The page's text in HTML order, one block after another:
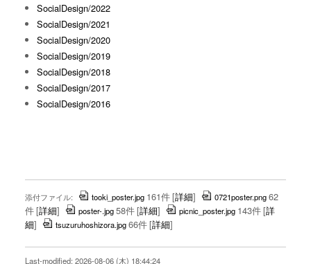
SocialDesign/2022
SocialDesign/2021
SocialDesign/2020
SocialDesign/2019
SocialDesign/2018
SocialDesign/2017
SocialDesign/2016
添付ファイル: tooki_poster.jpg 161件[詳細] 0721poster.png62
件[詳細] poster-.jpg58件[詳細] picnic_poster.jpg 143件[詳
細] tsuzuruhoshizora.jpg66件[詳細]
Last-modified: 2026-08-06 (木) 18:44:24